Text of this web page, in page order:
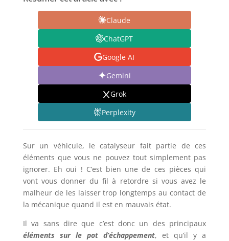
Claude
ChatGPT
Google AI
Gemini
Grok
Perplexity
Sur un véhicule, le catalyseur fait partie de ces
éléments que vous ne pouvez tout simplement pas
ignorer. Eh oui ! C’est bien une de ces pièces qui
vont vous donner du fil à retordre si vous avez le
malheur de les laisser trop longtemps au contact de
la mécanique quand il est en mauvais état.
Il va sans dire que c’est donc un des principaux
éléments sur le pot d’échappement, et qu’il y a